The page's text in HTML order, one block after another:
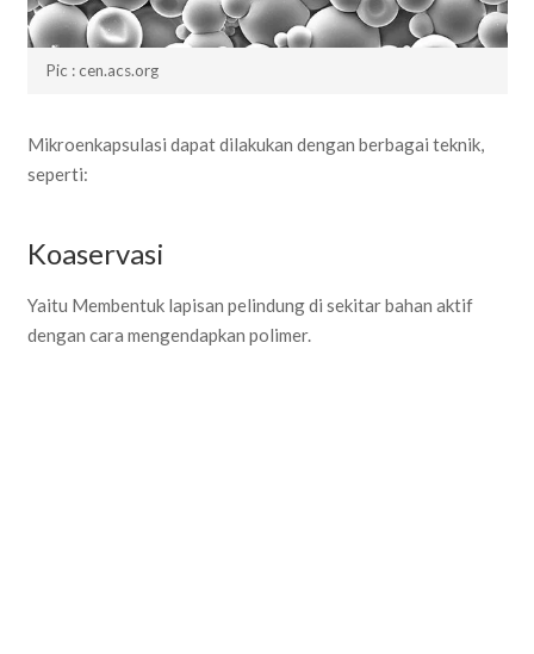
Pic : cen.acs.org
Mikroenkapsulasi dapat dilakukan dengan berbagai teknik,
seperti:
Koaservasi
Yaitu Membentuk lapisan pelindung di sekitar bahan aktif
dengan cara mengendapkan polimer.